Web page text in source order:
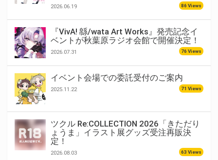
2026.06.19 86 Views
『VivA! 緜/wata Art Works』発売記念イ
ベントが秋葉原ラジオ会館で開催決定！
2026.07.31 76 Views
イベント会場での委託受付のご案内
2025.11.22 71 Views
ツクル Re:COLLECTION 2026「きただり
ょうま」イラスト展グッズ受注再販決
定！
2026.08.03 63 Views